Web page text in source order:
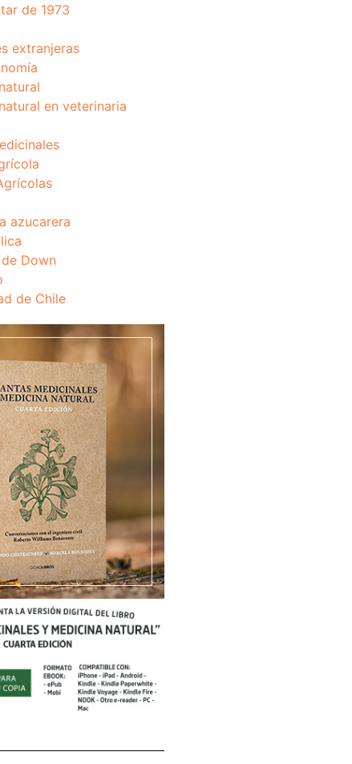
de 1973
extranjeras
en veterinaria
azucarera
Down
de Chile